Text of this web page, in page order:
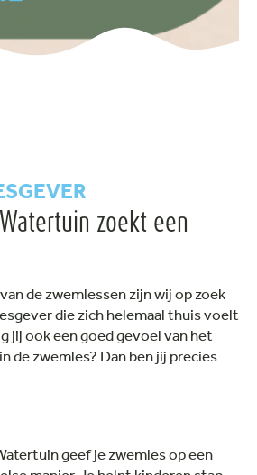
zoekt een
de zwemlessen zijn wij op zoek
die zich helemaal thuis voelt
jij ook een goed gevoel van het
de zwemles? Dan ben jij precies
geef je zwemles op een